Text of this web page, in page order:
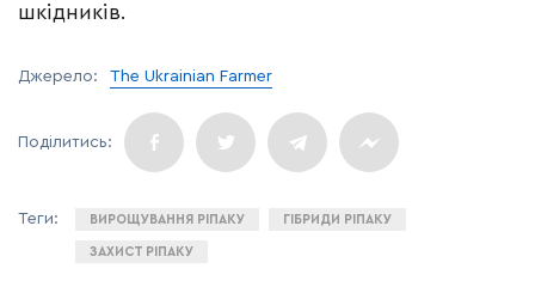
шкідників.
Джерело: The Ukrainian Farmer
ВИРОЩУВАННЯ РІПАКУ ГІБРИДИ РІПАКУ
ЗАХИСТ РІПАКУ